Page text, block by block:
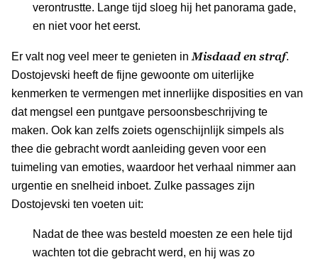
verontrustte. Lange tijd sloeg hij het panorama gade,
en niet voor het eerst.
Er valt nog veel meer te genieten in Misdaad en straf.
Dostojevski heeft de fijne gewoonte om uiterlijke
kenmerken te vermengen met innerlijke disposities en van
dat mengsel een puntgave persoonsbeschrijving te
maken. Ook kan zelfs zoiets ogenschijnlijk simpels als
thee die gebracht wordt aanleiding geven voor een
tuimeling van emoties, waardoor het verhaal nimmer aan
urgentie en snelheid inboet. Zulke passages zijn
Dostojevski ten voeten uit:
Nadat de thee was besteld moesten ze een hele tijd
wachten tot die gebracht werd, en hij was zo